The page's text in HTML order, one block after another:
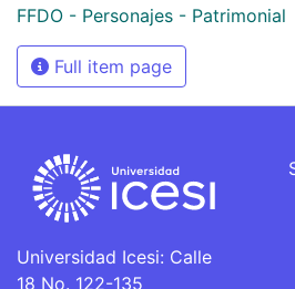
FFDO - Personajes - Patrimonial
Full item page
Universidad Icesi: Calle
18 No. 122-135